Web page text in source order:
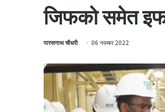
जिफको समेत
पारसनाथ चौधरी 06 नवम्बर 2022